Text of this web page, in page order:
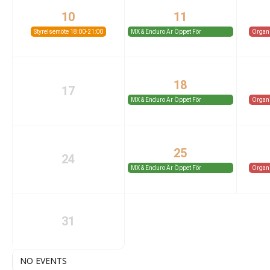
10
Styrelsemöte 18:00-21:00
11
MX & Enduro Är Öppet För
17 18
MX & Enduro Är Öppet För
24 25
MX & Enduro Är Öppet För
31
NO EVENTS